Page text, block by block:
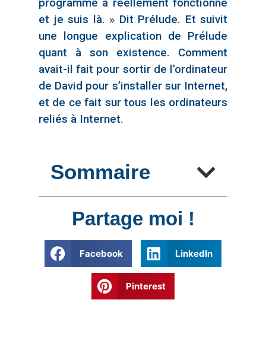
et je suis là. » Dit Prélude. Et suivit
une longue explication de Prélude
quant à son existence. Comment
avait-il fait pour sortir de l’ordinateur
de David pour s’installer sur Internet,
et de ce fait sur tous les ordinateurs
reliés à Internet.
Sommaire
Partage moi !
Facebook LinkedIn
Pinterest